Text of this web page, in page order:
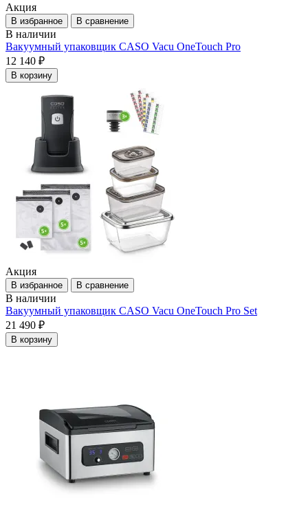
Акция
В избранное В сравнение
В наличии
Вакуумный упаковщик CASO Vacu OneTouch Pro
12 140 ₽
В корзину
Акция
В избранное В сравнение
В наличии
Вакуумный упаковщик CASO Vacu OneTouch Pro Set
21 490 ₽
В корзину